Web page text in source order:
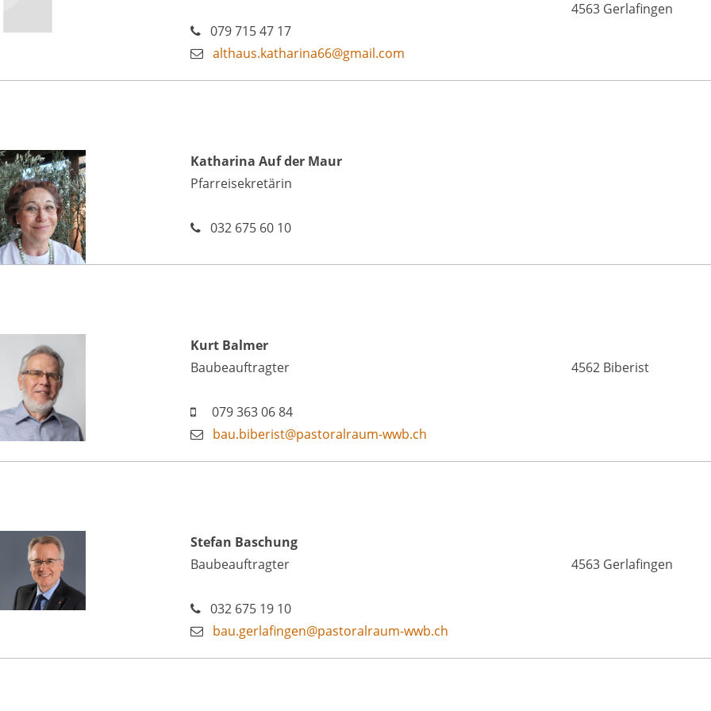
079 715 47 17
althaus.katharina66@gmail.com
4563 Gerlafingen
Katharina Auf der Maur
Pfarreisekretärin
032 675 60 10
Kurt Balmer
Baubeauftragter
079 363 06 84
bau.biberist@pastoralraum-wwb.ch
4562 Biberist
Stefan Baschung
Baubeauftragter
032 675 19 10
bau.gerlafingen@pastoralraum-wwb.ch
4563 Gerlafingen